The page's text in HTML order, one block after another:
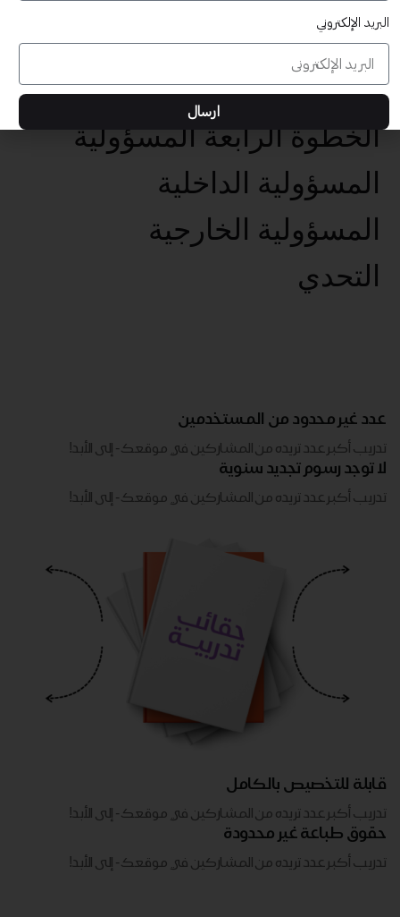
عناصر تحقيق الأهداف الخمس
تحديد الهدف الفعال
الخطوة الرابعة المسؤولية
المسؤولية الداخلية
المسؤولية الخارجية
التحدي
عدد غير محدود من المستخدمين
تدريب أكبر عدد تريده من المشاركين في موقعك - ​​إلى الأبد!
لا توجد رسوم تجديد سنوية
تدريب أكبر عدد تريده من المشاركين في موقعك - ​​إلى الأبد!
قابلة للتخصيص بالكامل
تدريب أكبر عدد تريده من المشاركين في موقعك - ​​إلى الأبد!
حقوق طباعة غير محدودة
تدريب أكبر عدد تريده من المشاركين في موقعك - ​​إلى الأبد!
البريد الإلكتروني
ارسال